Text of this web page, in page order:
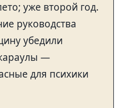
уже второй год.
руководства
убедили
—
для психики